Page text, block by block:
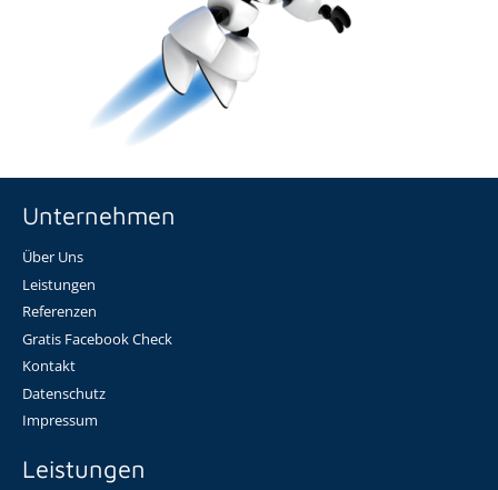
Unternehmen
Über Uns
Leistungen
Referenzen
Gratis Facebook Check
Kontakt
Datenschutz
Impressum
Leistungen